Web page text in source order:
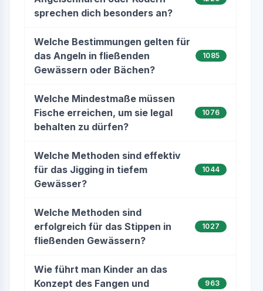
sprechen dich besonders an?
Welche Bestimmungen gelten für
das Angeln in fließenden
Gewässern oder Bächen?
1085
Welche Mindestmaße müssen
Fische erreichen, um sie legal
behalten zu dürfen?
1076
Welche Methoden sind effektiv
für das Jigging in tiefem
Gewässer?
1044
Welche Methoden sind
erfolgreich für das Stippen in
fließenden Gewässern?
1027
Wie führt man Kinder an das
Konzept des Fangen und
963